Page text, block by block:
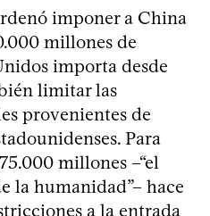
imponer a China
millones de
importa desde
limitar las
provenientes de
Para
millones –“el
la humanidad”– hace
a la entrada